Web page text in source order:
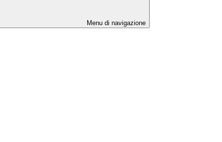
Menu di navigazione